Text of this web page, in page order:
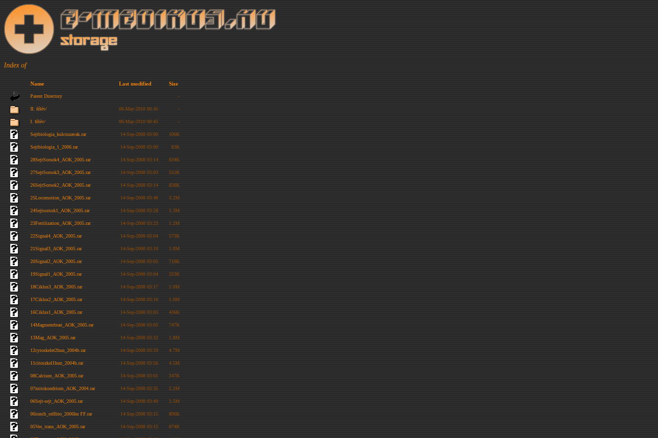
Index of
Name Last modified Size
Parent Directory -
II. félév/ 06-May-2010 00:45 -
I. félév/ 06-May-2010 00:45 -
Sejtbiologia_kulcsszavak.rar 14-Sep-2008 03:00 106K
Sejtbiologia_1_2006.rar 14-Sep-2008 03:00 83K
28SejtSorsok4_AOK_2005.rar 14-Sep-2008 03:14 834K
27SejtSorsok3_AOK_2005.rar 14-Sep-2008 03:03 552K
26SejtSorsok2_AOK_2005.rar 14-Sep-2008 03:14 838K
25Locomotion_AOK_2005.rar 14-Sep-2008 03:48 3.2M
24Sejtsorsok1_AOK_2005.rar 14-Sep-2008 03:28 1.3M
23Fertilization_AOK_2005.rar 14-Sep-2008 03:23 1.2M
22Signal4_AOK_2005.rar 14-Sep-2008 03:04 573K
21Signal3_AOK_2005.rar 14-Sep-2008 03:18 1.0M
20Signal2_AOK_2005.rar 14-Sep-2008 03:05 718K
19Signal1_AOK_2005.rar 14-Sep-2008 03:04 553K
18Ciklus3_AOK_2005.rar 14-Sep-2008 03:17 1.0M
17Ciklus2_AOK_2005.rar 14-Sep-2008 03:16 1.0M
16Ciklus1_AOK_2005.rar 14-Sep-2008 03:03 436K
14Magmembran_AOK_2005.rar 14-Sep-2008 03:05 747K
13Mag_AOK_2005.rar 14-Sep-2008 03:32 1.8M
12cytoskelet2hun_2004b.rar 14-Sep-2008 03:59 4.7M
11citoszkel1hun_2004b.rar 14-Sep-2008 03:56 4.5M
08Calcium_AOK_2005.rar 14-Sep-2008 03:01 247K
07mitokondrium_AOK_2004.rar 14-Sep-2008 03:35 2.2M
06Sejt-sejt_AOK_2005.rar 14-Sep-2008 03:40 2.5M
06ionch_cellbio_2006hu FF.rar 14-Sep-2008 03:15 896K
05Ves_trans_AOK_2005.rar 14-Sep-2008 03:15 874K